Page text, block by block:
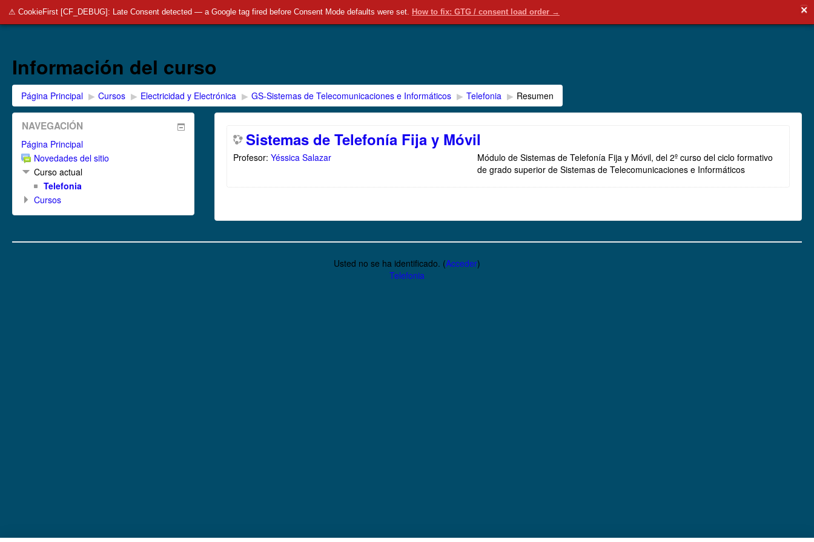
⚠ CookieFirst [CF_DEBUG]: Late Consent detected — a Google tag fired before Consent Mode defaults were set. How to fix: GTG / consent load order → ✕
SalesianosBurgos )
Salesianos Padre Aramburu Plataforma Educamos Radio Buru Redes Sociales Español - Internacional ‎(es)‎
Información del curso
Página Principal ▶︎ Cursos ▶︎ Electricidad y Electrónica ▶︎ GS-Sistemas de Telecomunicaciones e Informáticos ▶︎ Telefonia ▶︎ Resumen
Sistemas de Telefonía Fija y Móvil
Módulo de Sistemas de Telefonía Fija y Móvil, del 2º curso del ciclo formativo
de grado superior de Sistemas de Telecomunicaciones e Informáticos
Profesor:Yéssica Salazar
NAVEGACIÓN
Página Principal
Novedades del sitio
Curso actual
Telefonia
Cursos
Usted no se ha identificado. (Acceder)
Telefonia